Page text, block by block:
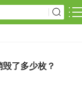
了多少枚？